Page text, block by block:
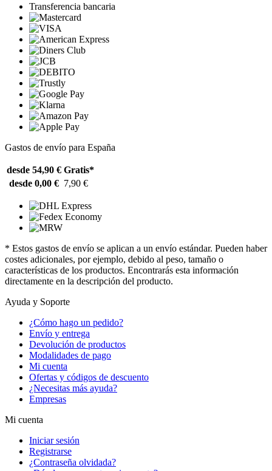
Transferencia bancaria
Gastos de envío para España
desde 54,90 € Gratis*
desde 0,00 € 7,90 €
* Estos gastos de envío se aplican a un envío estándar. Pueden haber
costes adicionales, por ejemplo, debido al peso, tamaño o
características de los productos. Encontrarás esta información
directamente en la descripción del producto.
Ayuda y Soporte
¿Cómo hago un pedido?
Envío y entrega
Devolución de productos
Modalidades de pago
Mi cuenta
Ofertas y códigos de descuento
¿Necesitas más ayuda?
Empresas
Mi cuenta
Iniciar sesión
Registrarse
¿Contraseña olvidada?